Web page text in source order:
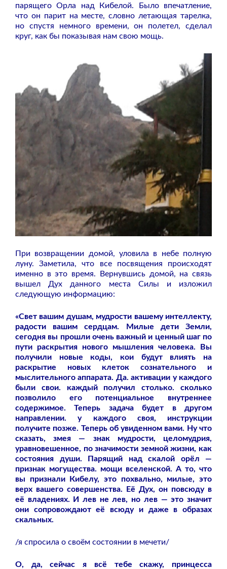
парящего Орла над Кибелой. Было впечатление,
что он парит на месте, словно летающая тарелка,
но спустя немного времени, он полетел, сделал
круг, как бы показывая нам свою мощь.
При возвращении домой, уловила в небе полную
луну. Заметила, что все посвящения происходят
именно в это время. Вернувшись домой, на связь
вышел Дух данного места Силы и изложил
следующую информацию:
«Свет вашим душам, мудрости вашему интеллекту,
радости вашим сердцам. Милые дети Земли,
сегодня вы прошли очень важный и ценный шаг по
пути раскрытия нового мышления человека. Вы
получили новые коды, кои будут влиять на
раскрытие новых клеток сознательного и
мыслительного аппарата. Да. активации у каждого
были свои. каждый получил столько. сколько
позволило его потенциальное внутреннее
содержимое. Теперь задача будет в другом
направлении. у каждого своя, инструкции
получите позже. Теперь об увиденном вами. Ну что
сказать, змея — знак мудрости, целомудрия,
уравновешенное, по значимости земной жизни, как
состояния души. Парящий над скалой орёл —
признак могущества. мощи вселенской. А то, что
вы признали Кибелу, это похвально, милые, это
верх вашего совершенства. Её Дух, он повсюду в
её владениях. И лев не лев, но лев — это значит
они сопровождают её всюду и даже в образах
скальных.
/я спросила о своём состоянии в мечети/
О, да, сейчас я всё тебе скажу, принцесса